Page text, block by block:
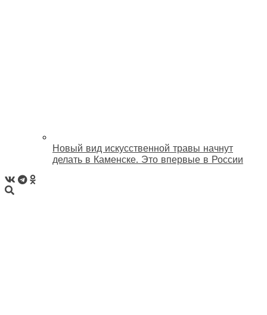
Новый вид искусственной травы начнут
делать в Каменске. Это впервые в России